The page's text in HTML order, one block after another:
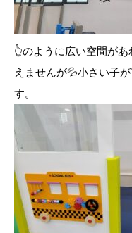
👆のように広い空間が
えませんが💦小さい子
す。